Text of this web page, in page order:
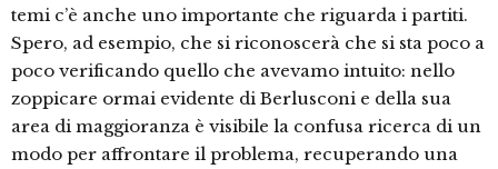
temi c’è anche uno importante che riguarda i partiti.
Spero, ad esempio, che si riconoscerà che si sta poco a
poco verificando quello che avevamo intuito: nello
zoppicare ormai evidente di Berlusconi e della sua
area di maggioranza è visibile la confusa ricerca di un
modo per affrontare il problema, recuperando una